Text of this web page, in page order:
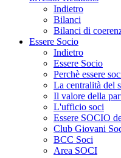
Indietro
Bilanci
Bilanci di
Essere Socio
Indietro
Essere Socio
Perchè essere
La centralità del
Il valore della
L'ufficio soci
Essere SOCIO
Club Giovani
BCC Soci
Area SOCI